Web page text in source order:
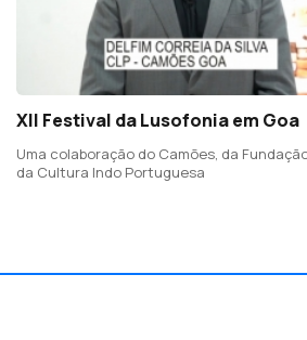
XII Festival da Lusofonia em Goa
Uma colaboração do Camões, da
da Cultura Indo Portuguesa